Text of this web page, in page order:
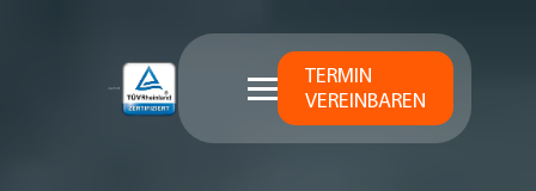
TERMIN
VEREINBAREN